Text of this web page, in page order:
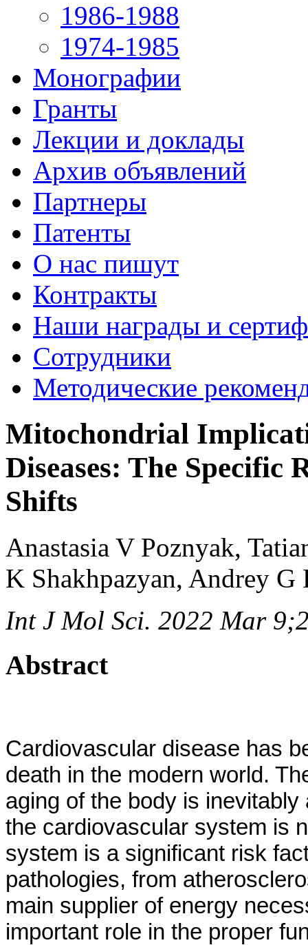
1986-1988
1974-1985
Монографии
Гранты
Лекции и доклады
Архив объявлений
Партнеры
Патенты
О нас пишут
Контракты
Наши награды и
Сотрудники
Методические
Mitochondrial
Diseases: The
Shifts
Anastasia V Poznyak,
K Shakhpazyan, Andrey
Int J Mol Sci. 2022 Mar
Abstract
Cardiovascular disease has
death in the modern world.
aging of the body is
the cardiovascular system is
system is a significant risk
pathologies, from
main supplier of energy
important role in the proper